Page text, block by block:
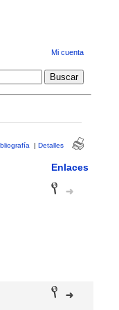
Mi cuenta
| Detalles
Enlaces